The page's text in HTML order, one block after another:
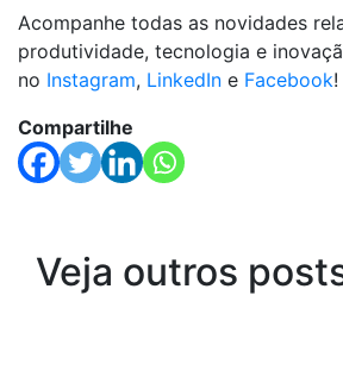
Acompanhe todas as novidades
produtividade, tecnologia e
no Instagram, LinkedIn e Facebook!
Compartilhe
Veja outros